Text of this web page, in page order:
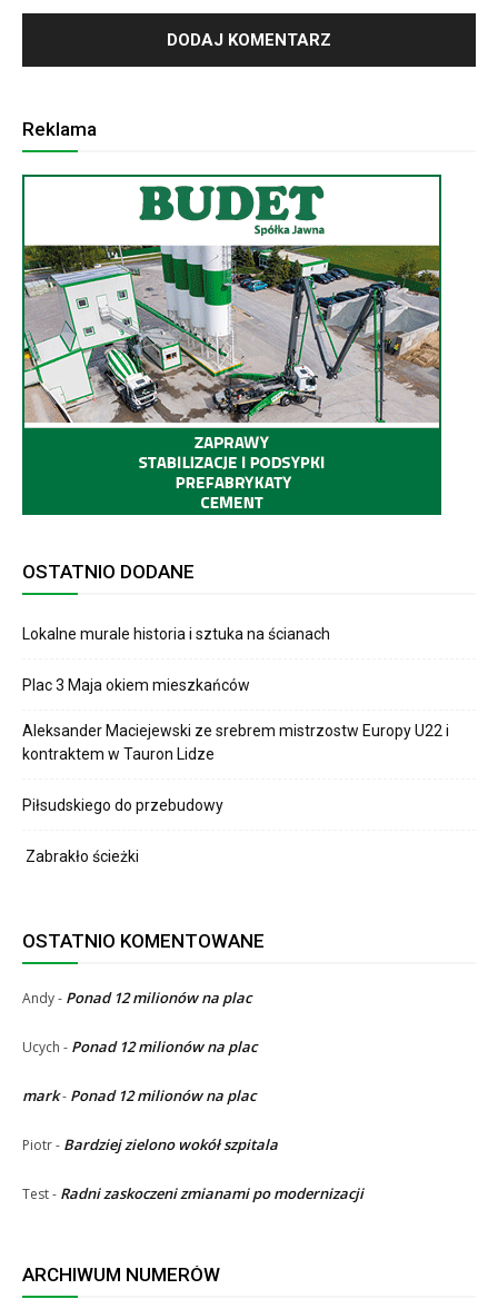
Reklama
OSTATNIO DODANE
Lokalne murale historia i sztuka na ścianach
Plac 3 Maja okiem mieszkańców
Aleksander Maciejewski ze srebrem mistrzostw Europy U22 i
kontraktem w Tauron Lidze
Piłsudskiego do przebudowy
Zabrakło ścieżki
OSTATNIO KOMENTOWANE
Andy- Ponad 12 milionów na plac
Ucych - Ponad 12 milionów na plac
mark- Ponad 12 milionów na plac
Piotr- Bardziej zielono wokół szpitala
Test- Radni zaskoczeni zmianami po modernizacji
ARCHIWUM NUMERÓW